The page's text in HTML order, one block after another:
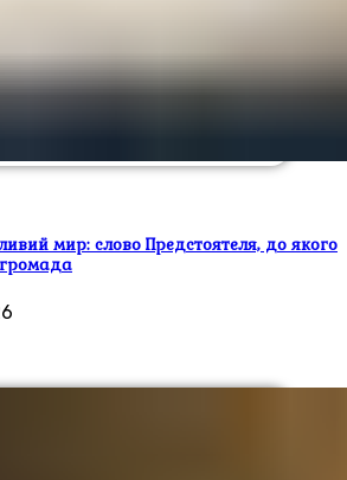
мир: слово Предстоятеля, до якого